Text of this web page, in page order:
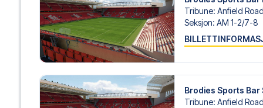
personlig service både før og under reisen. Vi er
hjelp til å bestille reisen.
Er du klar for å oppleve Liverpool FC på Anfield
med å realisere din fotballreisedrøm!
Tribune: Anfield Road
Seksjon: AM 1-2/​7-8
Brodies Sports Bar
Tribune: Anfield Road